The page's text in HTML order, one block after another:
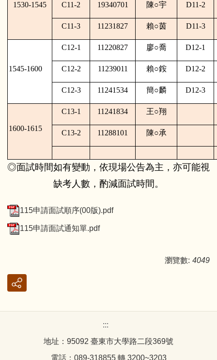
1530-1545 C11-2 19340701 陳○宇 D11-2
C11-3 11231827 賴○茵 D11-3
1545-1600
C12-1 11220827 廖○喬 D12-1
C12-2 11239011 賴○銨 D12-2
C12-3 11241534 簡○麟 D12-3
1600-1615
C13-1 11241834 王○翔
C13-2 11288101 陳○承
◎面試時間如有變動，依現場公告為主，亦可能視
缺考人數，酌減面試時間。
115申請面試順序(00版).pdf
115申請面試通知單.pdf
瀏覽數: 4049
:::
地址：95092 臺東市大學路二段369號
電話：089-318855 轉 3200~3203